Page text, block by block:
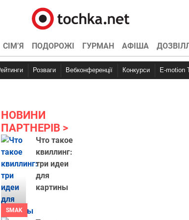
СІМ’Я ПОДОРОЖІ ГУРМАН АФІША
Рейтинги Розваги Вебконференції Конкурси E-motion
НОВИНИ
ПАРТНЕРІВ
SMAK
Что такое
квиллинг:
три идеи
для
картины